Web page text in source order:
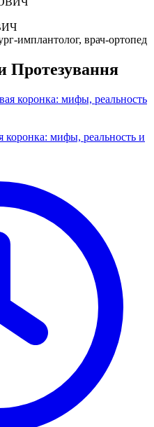
имплантолог, врач-ортопед
Протезування
коронка: мифы, реальность и